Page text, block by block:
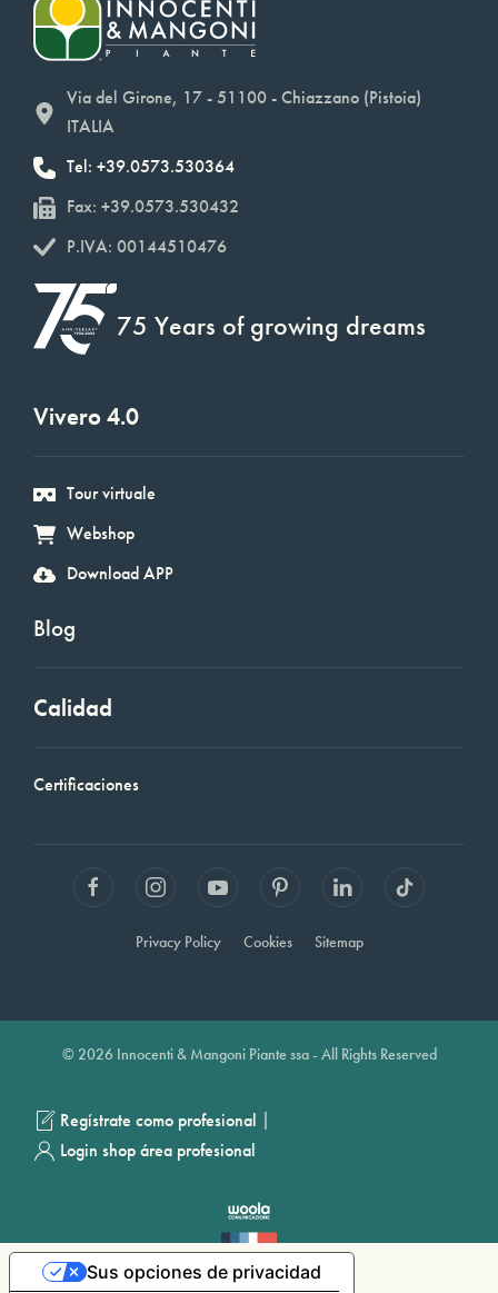
Via del Girone, 17 - 51100 - Chiazzano (Pistoia)
ITALIA
Tel: +39.0573.530364
Fax: +39.0573.530432
P.IVA: 00144510476
75 Years of growing dreams
Vivero 4.0
Tour virtuale
Webshop
Download APP
Blog
Calidad
Certificaciones
Privacy Policy Cookies Sitemap
© 2026 Innocenti & Mangoni Piante ssa - All Rights Reserved
Regístrate como profesional |
Login shop área profesional
Sus opciones de privacidad